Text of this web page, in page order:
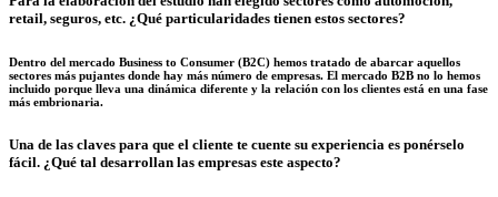
retail, seguros, etc. ¿Qué particularidades tienen estos sectores?
Dentro del mercado Business to Consumer (B2C) hemos tratado de abarcar aquellos
sectores más pujantes donde hay más número de empresas. El mercado B2B no lo hemos
incluido porque lleva una dinámica diferente y la relación con los clientes está en una fase
más embrionaria.
Una de las claves para que el cliente te cuente su experiencia es ponérselo
fácil. ¿Qué tal desarrollan las empresas este aspecto?